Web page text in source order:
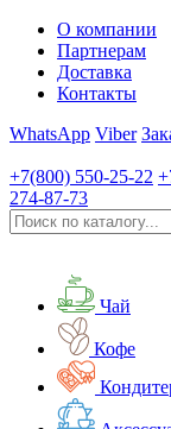
О компании
Партнерам
Доставка
Контакты
WhatsApp Viber
+7(800) 550-25-22
274-87-73
Чай
Кофе